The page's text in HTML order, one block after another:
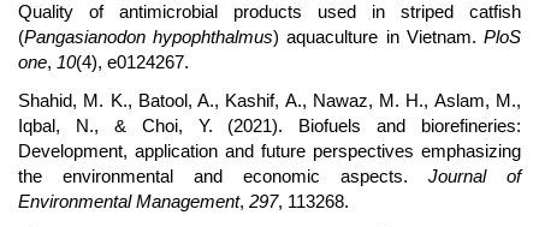
Quality of antimicrobial products used in striped catfish
(Pangasianodon hypophthalmus) aquaculture in Vietnam.PloS
one, 10(4), e0124267.
Shahid, M. K., Batool, A., Kashif, A., Nawaz, M. H., Aslam, M.,
Iqbal, N., & Choi, Y. (2021). Biofuels and biorefineries:
Development, application and future perspectives emphasizing
the environmental and economic aspects. Journal of
Environmental Management, 297, 113268.